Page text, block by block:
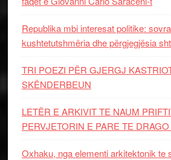
Republika mbi interesat politike:
kushtetutshmëria dhe përgjegjësia
TRI POEZI PËR GJERGJ
SKËNDERBEUN
LETËR E ARKIVIT TE NAUM
PERVJETORIN E PARE TE
Oxhaku, nga elementi arkitektonik te